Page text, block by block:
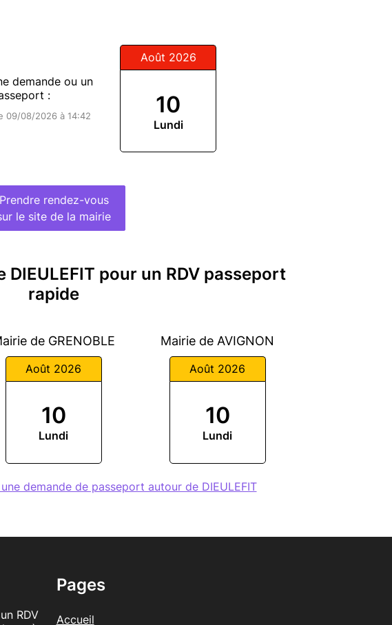
demande ou un
:
09/08/2026 à 14:42
Août 2026
10
Lundi
Prendre rendez-vous
le site de la mairie
DIEULEFIT pour un RDV passeport
rapide
de GRENOBLE
Août 2026
10
Lundi
Mairie de AVIGNON
Août 2026
10
Lundi
demande de passeport autour de DIEULEFIT
RDV
Pages
Accueil